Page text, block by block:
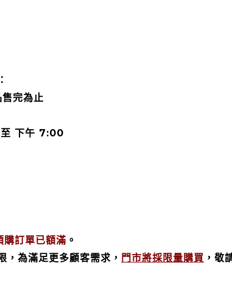
完為止
下午 7:00
購訂單已額滿 。
為滿足更多顧客需求， 門市將採限量購買 ，敬